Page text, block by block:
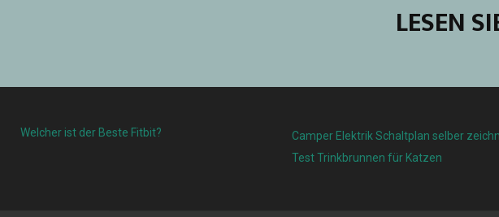
LESEN
Welcher ist der Beste Fitbit?
Camper Elektrik Schaltplan selber
Test Trinkbrunnen für Katzen